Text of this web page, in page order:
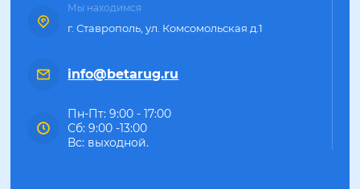
Мы находимся
г. Ставрополь, ул. Комсомольская д.1
info@betarug.ru
Пн-Пт: 9:00 - 17:00
Сб: 9:00 -13:00
Вс: выходной.